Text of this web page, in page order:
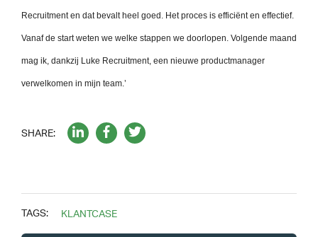
Recruitment en dat bevalt heel goed. Het proces is efficiënt en effectief.
Vanaf de start weten we welke stappen we doorlopen. Volgende maand
mag ik, dankzij Luke Recruitment, een nieuwe productmanager
verwelkomen in mijn team.’
SHARE:
TAGS: KLANTCASE